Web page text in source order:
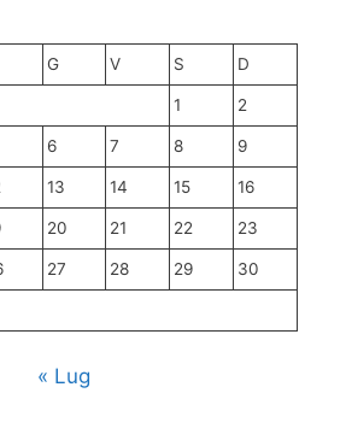
G V S D
1 2
6 7 8 9
13 14 15 16
20 21 22 23
27 28 29 30
« Lug